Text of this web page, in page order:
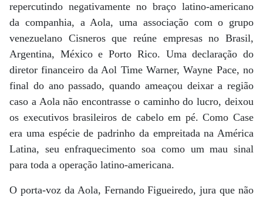
repercutindo negativamente no braço latino-americano
da companhia, a Aola, uma associação com o grupo
venezuelano Cisneros que reúne empresas no Brasil,
Argentina, México e Porto Rico. Uma declaração do
diretor financeiro da Aol Time Warner, Wayne Pace, no
final do ano passado, quando ameaçou deixar a região
caso a Aola não encontrasse o caminho do lucro, deixou
os executivos brasileiros de cabelo em pé. Como Case
era uma espécie de padrinho da empreitada na América
Latina, seu enfraquecimento soa como um mau sinal
para toda a operação latino-americana.
O porta-voz da Aola, Fernando Figueiredo, jura que não